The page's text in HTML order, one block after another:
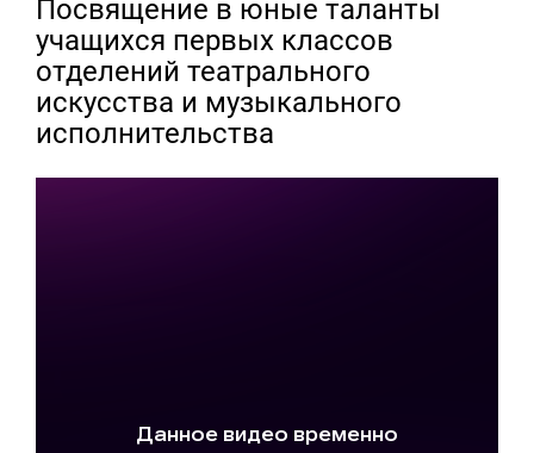
Посвящение в юные таланты
учащихся первых классов
отделений театрального
искусства и музыкального
исполнительства